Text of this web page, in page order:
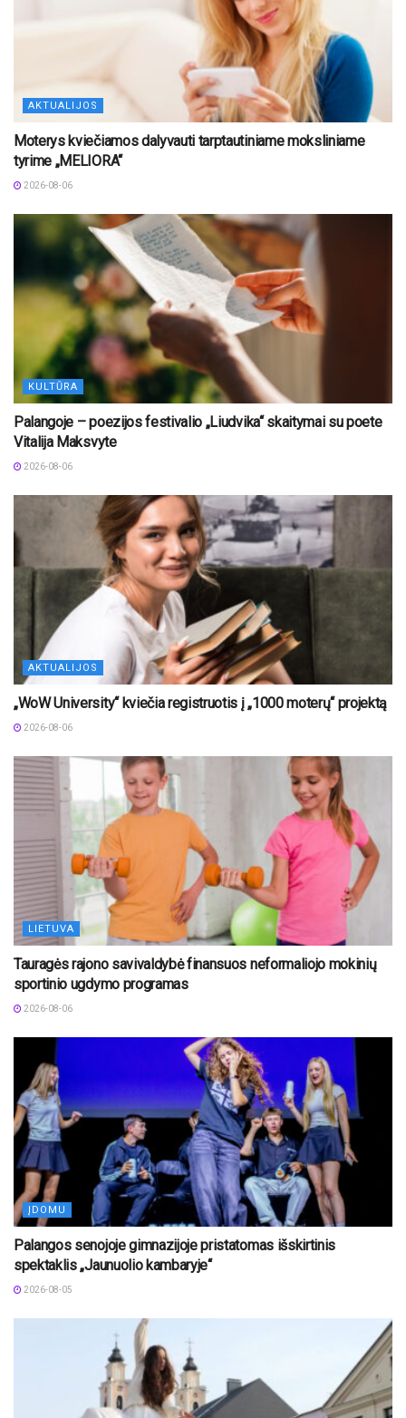
AKTUALIJOS
Moterys kviečiamos dalyvauti tarptautiniame moksliniame
tyrime „MELIORA“
2026-08-06
KULTŪRA
Palangoje – poezijos festivalio „Liudvika“ skaitymai su poete
Vitalija Maksvyte
2026-08-06
AKTUALIJOS
„WoW University“ kviečia registruotis į „1000 moterų“ projektą
2026-08-06
LIETUVA
Tauragės rajono savivaldybė finansuos neformaliojo mokinių
sportinio ugdymo programas
2026-08-06
ĮDOMU
Palangos senojoje gimnazijoje pristatomas išskirtinis
spektaklis „Jaunuolio kambaryje“
2026-08-05